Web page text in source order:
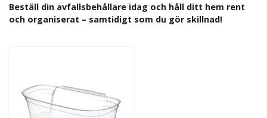
Beställ din avfallsbehållare idag och håll ditt hem rent
och organiserat – samtidigt som du gör skillnad!